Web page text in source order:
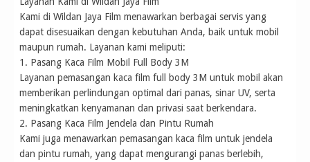
Kami di Wildan Jaya Film menawarkan berbagai servis yang
dapat disesuaikan dengan kebutuhan Anda, baik untuk mobil
maupun rumah. Layanan kami meliputi:
1. Pasang Kaca Film Mobil Full Body 3M
Layanan pemasangan kaca film full body 3M untuk mobil akan
memberikan perlindungan optimal dari panas, sinar UV, serta
meningkatkan kenyamanan dan privasi saat berkendara.
2. Pasang Kaca Film Jendela dan Pintu Rumah
Kami juga menawarkan pemasangan kaca film untuk jendela
dan pintu rumah, yang dapat mengurangi panas berlebih,